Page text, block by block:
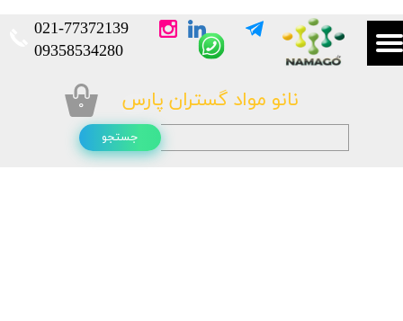
نانو مواد گستران پارس
021-77372139​​​​​​​
​​​​​​​09358534280
جستجو
۰